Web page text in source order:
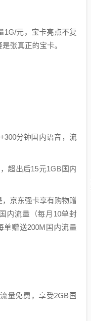
1G/元，宝卡亮点不复
张真正的宝卡。
分钟国内语音，流
超出后15元1GB国内
京东强卡享有购物赠
内流量（每月10单封
单赠送200M国内流量
量免费，享受2GB国